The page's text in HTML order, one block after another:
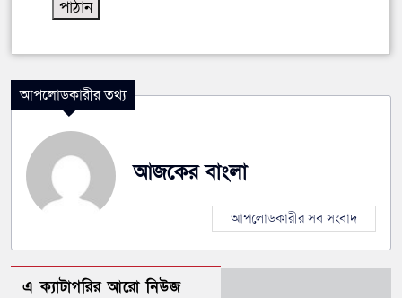
আপলোডকারীর তথ্য
আজকের বাংলা
আপলোডকারীর সব সংবাদ
এ ক্যাটাগরির আরো নিউজ